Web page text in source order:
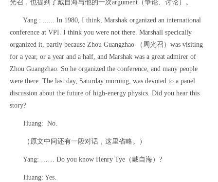
光召，也提到了戴自海与他的一次argument（争论、讨论）。
Yang : ...... In 1980, I think, Marshak organized an international
conference at VPI. I think you were not there. Marshall specically
organized it, partly because Zhou Guangzhao （周光召）was visiting
for a year, or a year and a half, and Marshak was a great admirer of
Zhou Guangzhao. So he organized the conference, and many people
were there. The last day, Saturday morning, was devoted to a panel
discussion about the future of high-energy physics. Did you hear this
story?
Huang: No.
（原文中间还有一段对话，这里省略。）
Yang: …… Do you know Henry Tye（戴自海）?
Huang: Yes.